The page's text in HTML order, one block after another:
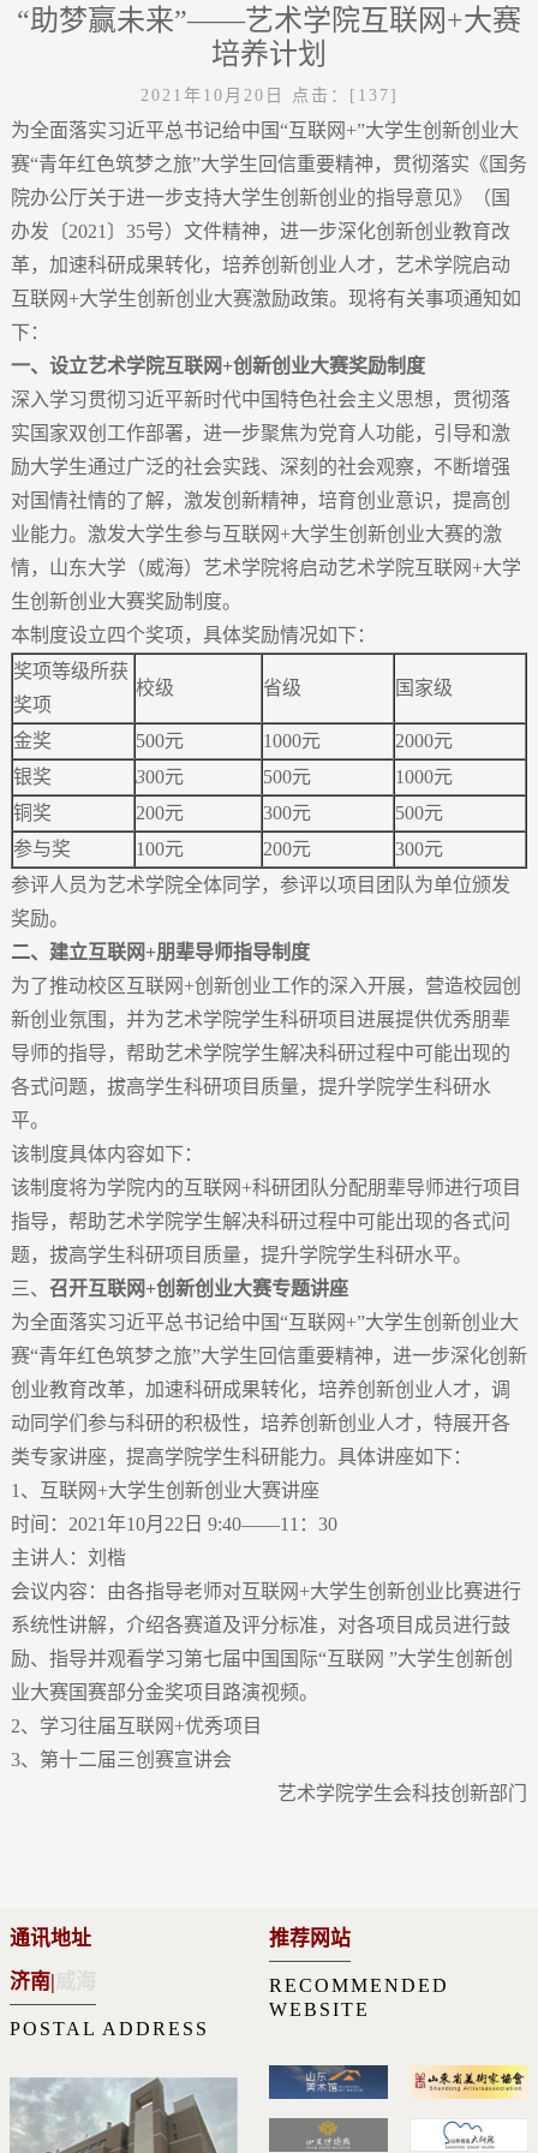
“助梦赢未来”——艺术学院互联网+大赛
培养计划
2021年10月20日 点击：[ 137]
为全面落实习近平总书记给中国“互联网+”大学生创新创业大
赛“青年红色筑梦之旅”大学生回信重要精神，贯彻落实《国务
院办公厅关于进一步支持大学生创新创业的指导意见》（国
办发〔2021〕35号）文件精神，进一步深化创新创业教育改
革，加速科研成果转化，培养创新创业人才，艺术学院启动
互联网+大学生创新创业大赛激励政策。现将有关事项通知如
下：
一、 设立艺术学院互联网+创新创业大赛奖励制度
深入学习贯彻习近平新时代中国特色社会主义思想，贯彻落
实国家双创工作部署，进一步聚焦为党育人功能，引导和激
励大学生通过广泛的社会实践、深刻的社会观察，不断增强
对国情社情的了解，激发创新精神，培育创业意识，提高创
业能力。激发大学生参与互联网+大学生创新创业大赛的激
情，山东大学（威海）艺术学院将启动艺术学院互联网+大学
生创新创业大赛奖励制度。
本制度设立四个奖项，具体奖励情况如下：
奖项等级所获
奖项
校级 省级 国家级
金奖 500元 1000元
2000元
银奖
300元 500元
1000元
铜奖
200元 300元
500元
参与奖
100元 200元
300元
参评人员为艺术学院全体同学，参评以项目团队为单位颁发
奖励。
二、 建立互联网+朋辈导师指导制度
为了推动校区互联网+创新创业工作的深入开展，营造校园创
新创业氛围，并为艺术学院学生科研项目进展提供优秀朋辈
导师的指导，帮助艺术学院学生解决科研过程中可能出现的
各式问题，拔高学生科研项目质量，提升学院学生科研水
平。
该制度具体内容如下：
该制度将为学院内的互联网+科研团队分配朋辈导师进行项目
指导，帮助艺术学院学生解决科研过程中可能出现的各式问
题，拔高学生科研项目质量，提升学院学生科研水平。
三、 召开互联网+创新创业大赛专题讲座
为全面落实习近平总书记给中国“互联网+”大学生创新创业大
赛“青年红色筑梦之旅”大学生回信重要精神，进一步深化创新
创业教育改革，加速科研成果转化，培养创新创业人才，调
动同学们参与科研的积极性，培养创新创业人才，特展开各
类专家讲座，提高学院学生科研能力。具体讲座如下：
1、互联网+大学生创新创业大赛讲座
时间：2021年10月22日 9:40——11：30
主讲人：刘楷
会议内容：由各指导老师对互联网+大学生创新创业比赛进行
系统性讲解，介绍各赛道及评分标准，对各项目成员进行鼓
励、指导并观看学习第七届中国国际“互联网 ”大学生创新创
业大赛国赛部分金奖项目路演视频。
2、学习往届互联网+优秀项目
3、第十二届三创赛宣讲会
艺术学院学生会科技创新部门
通讯地址
济南|
POSTAL ADDRESS
推荐网站
RECOMMENDED
WEBSITE